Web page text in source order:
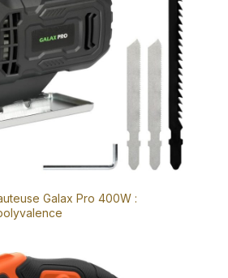
Galax Pro 400W :